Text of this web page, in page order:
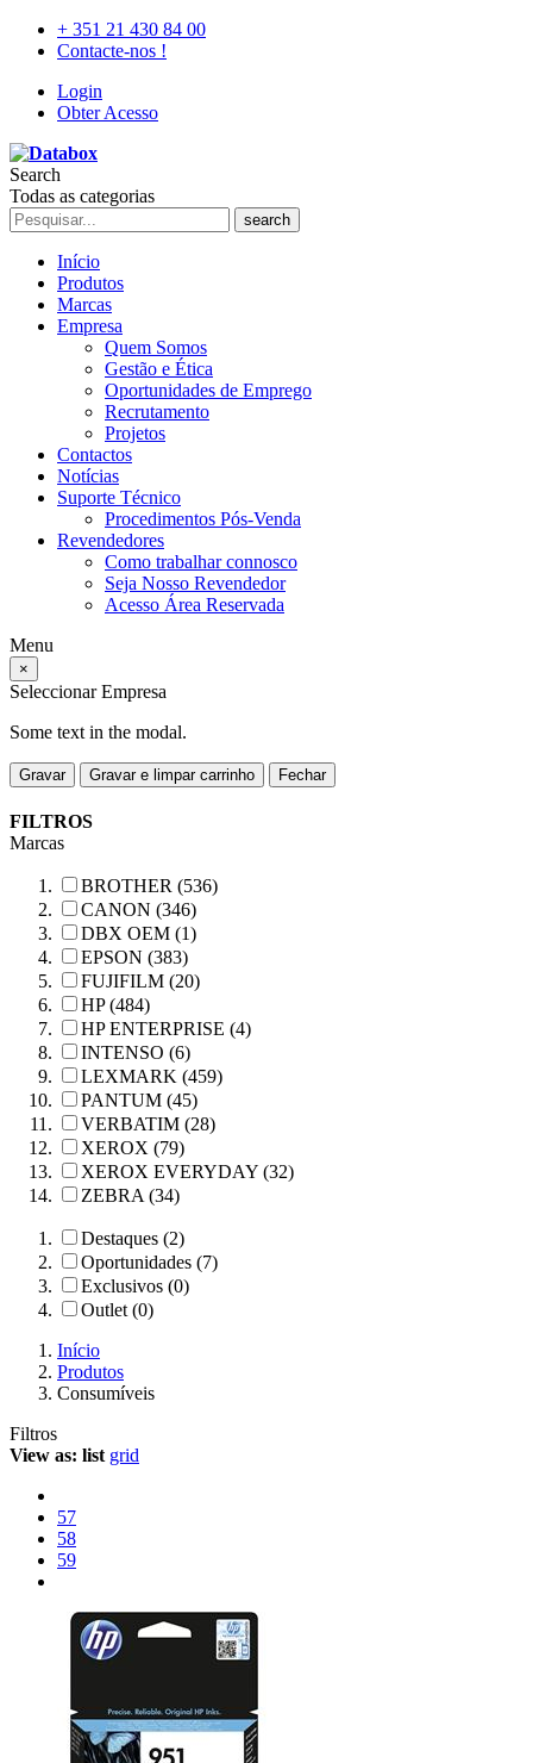
+ 351 21 430 84 00
Contacte-nos !
Login
Obter Acesso
Search
Todas as categorias
search
Início
Produtos
Marcas
Empresa
Quem Somos
Gestão e Ética
Oportunidades de Emprego
Recrutamento
Projetos
Contactos
Notícias
Suporte Técnico
Procedimentos Pós-Venda
Revendedores
Como trabalhar connosco
Seja Nosso Revendedor
Acesso Área Reservada
Menu
×
Seleccionar Empresa
Some text in the modal.
Gravar Gravar e limpar carrinho Fechar
FILTROS
Marcas
BROTHER (536)
CANON (346)
DBX OEM (1)
EPSON (383)
FUJIFILM (20)
HP (484)
HP ENTERPRISE (4)
INTENSO (6)
LEXMARK (459)
PANTUM (45)
VERBATIM (28)
XEROX (79)
XEROX EVERYDAY (32)
ZEBRA (34)
Destaques (2)
Oportunidades (7)
Exclusivos (0)
Outlet (0)
Início
Produtos
Consumíveis
Filtros
View as: list grid
57
58
59